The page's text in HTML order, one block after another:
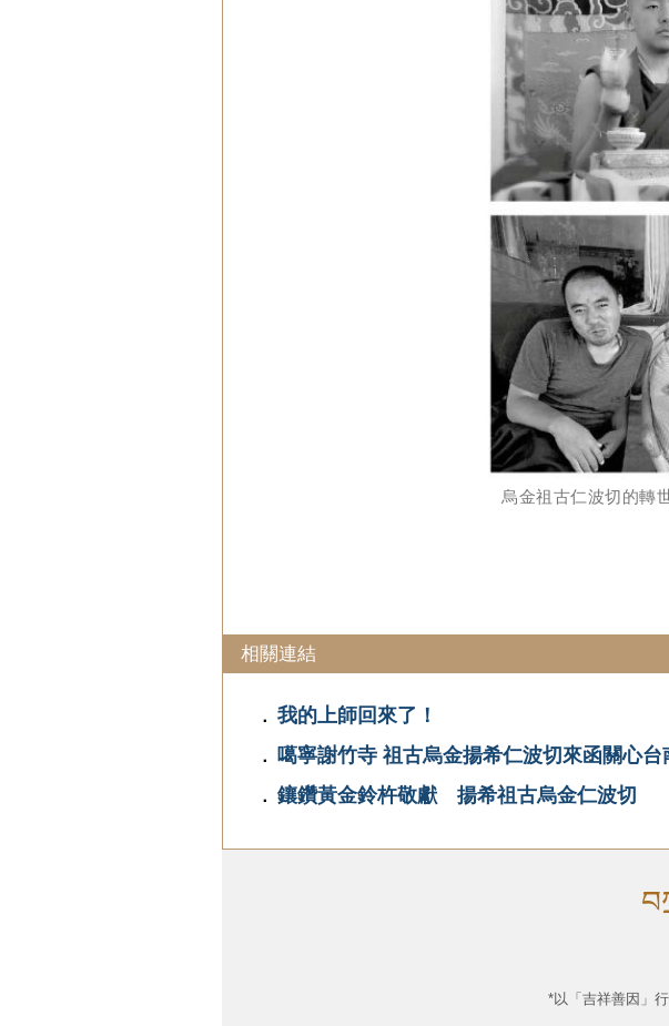
烏金祖古仁波切的轉
相關連結
． 我的上師回來了！
． 噶寧謝竹寺 祖古烏金揚希仁波切來函關心台
． 鑲鑽黃金鈴杵敬獻 揚希祖古烏金仁波切
*以「吉祥善因」